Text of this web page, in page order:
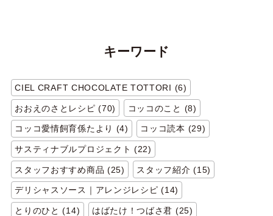
キーワード
CIEL CRAFT CHOCOLATE TOTTORI (6)
おおえのさとレシピ (70) コッコのこと (8)
コッコ愛情飼育係たより (4) コッコ読本 (29)
サスティナブルプロジェクト (22)
スタッフおすすめ商品 (25) スタッフ紹介 (15)
デリシャスソース｜アレンジレシピ (14)
とりのひと (14) はばたけ！つばさ君 (25)